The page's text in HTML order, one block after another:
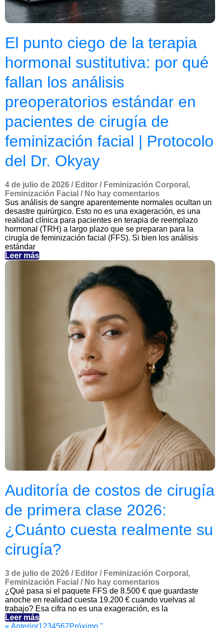
El punto ciego de la terapia
hormonal sustitutiva: por qué
fallan los análisis
preoperatorios estándar en
pacientes de cirugía de
feminización facial | Protocolo
del Dr. Okyay
4 de julio de 2026 / Editor / Feminización Corporal ,
Feminización Facial / No hay comentarios
Sus análisis de sangre aparentemente normales ocultan un
desastre quirúrgico. Esto no es una exageración, es una
realidad clínica para pacientes en terapia de reemplazo
hormonal (TRH) a largo plazo que se preparan para la
cirugía de feminización facial (FFS). Si bien los análisis
estándar
Leer más
Auditoría de costos de cirugía
de primera clase 2026:
¿Cuánto cuesta realmente su
cirugía?
3 de julio de 2026 / Editor / Feminización Corporal ,
Feminización Facial / No hay comentarios
¿Qué pasa si el paquete FFS de 8.500 € que guardaste
anoche en realidad cuesta 19.200 € cuando vuelvas al
trabajo? Esa cifra no es una exageración, es la
Leer más
« Anterior1 234567Próximo "